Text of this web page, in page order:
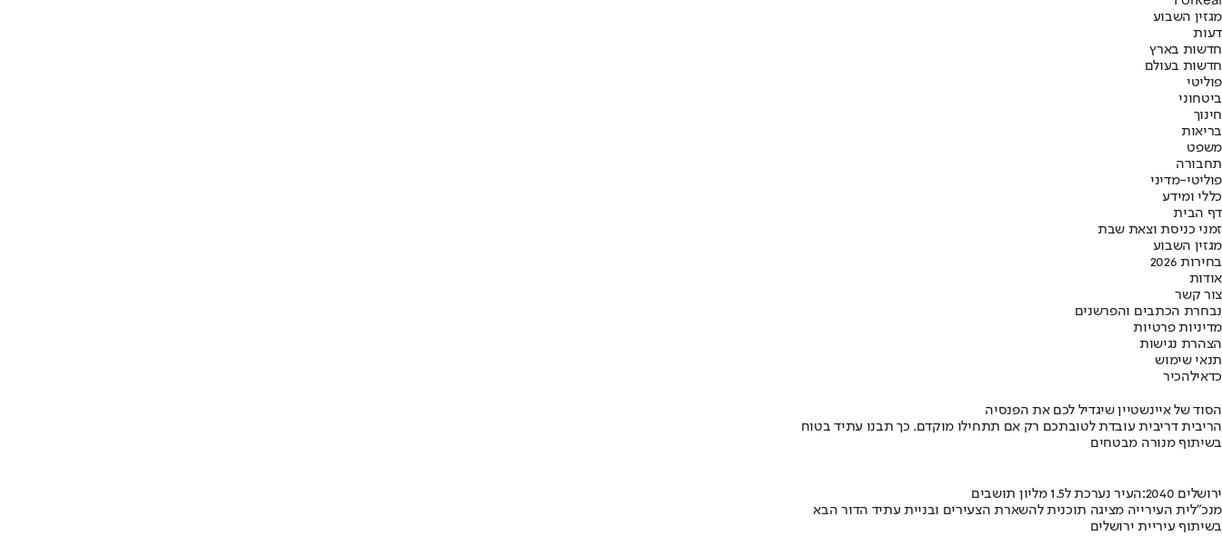
מגזין השבוע
דעות
חדשות בארץ
חדשות בעולם
פוליטי
ביטחוני
חינוך
בריאות
משפט
תחבורה
פוליטי-מדיני
כללי ומידע
דף הבית
זמני כניסת וצאת שבת
מגזין השבוע
בחירות 2026
אודות
צור קשר
נבחרת הכתבים והפרשנים
מדיניות פרטיות
הצהרת נגישות
תנאי שימוש
כדאילהכיר
הסוד של איינשטיין שיגדיל לכם את הפנסיה
הריבית דריבית עובדת לטובתכם רק אם תתחילו מוקדם. כך תבנו עתיד בטוח
בשיתוף מנורה מבטחים
ירושלים 2040:העיר נערכת ל1.5 מליון תושבים
מנכ"לית העירייה מציגה תוכנית להשארת הצעירים ובניית עתיד הדור הבא
בשיתוף עיריית ירושלים